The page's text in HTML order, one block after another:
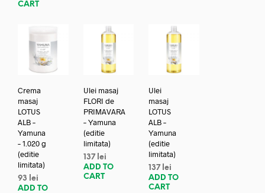
CART
Crema
masaj
LOTUS
ALB –
Yamuna
– 1.020 g
(editie
limitata)
93
lei
ADD TO
Ulei masaj
FLORI de
PRIMAVARA
– Yamuna
(editie
limitata)
137 lei
ADD TO
CART
Ulei
masaj
LOTUS
ALB –
Yamuna
(editie
limitata)
137 lei
ADD TO
CART